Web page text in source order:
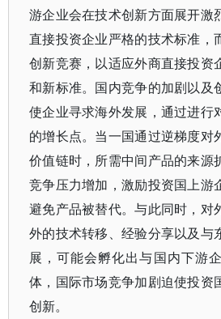
游企业会在技术创新方面展开激
直接投资企业严格的技术标准，
创新竞赛，以适应外商直接投资
和新标准。国内竞争的加剧以及
使企业寻求海外发展，通过进行
的增长点。当一国通过逆梯度对
价值链时，所需中间产品的来源
竞争压力增加，激励投资国上游
避免产品被替代。与此同时，对
外的技术转移、经验分享以及与
展，可能会孵化出与国内下游
体，国际市场竞争加剧迫使投资
创新。